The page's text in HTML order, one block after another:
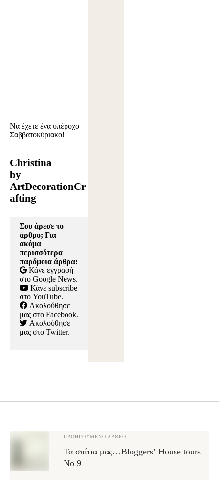
Να έχετε ένα υπέροχο
Σαββατοκύριακο!
Christina
by
ArtDecorationCr
afting
Σου άρεσε το
άρθρο; Για
ακόμα
περισσότερα
παρόμοια άρθρα:
Κάνε εγγραφή
στο Google News.
Κάνε subscribe
στο YouTube.
Ακολούθησε
μας στο Facebook.
Ακολούθησε
μας στο Twitter.
ΠΡΟΗΓΟΎΜΕΝΟ ΆΡΘΡΟ
Τα σπίτια μας…Bloggers’ House tours
No 9